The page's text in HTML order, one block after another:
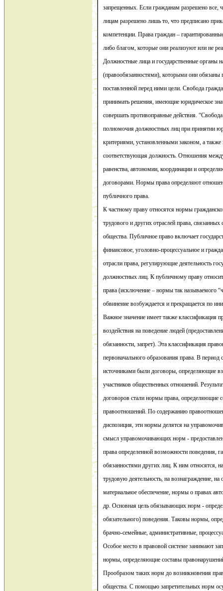
запрещенных. Если гражданам разрешено все,
лицам разрешено лишь то, что предписано
компетенции. Права граждан –
либо благом, которые они реализуют или не
Должностные лица и государственные органы
(правообязанностями), которыми они обязаны
поставленной перед ними цели. Свобода
принимать решения, имеющие юридическое
совершать противоправные действия.
полномочия должностных лиц при принятии
критериями, установленными законом, а
соответствующая должность. Отношения
равенства, автономии, координации и
договорами. Нормы права определяют
публичного права.
К частному праву относятся нормы
трудового и других отраслей права, связанных
общества. Публичное право включает
финансовое, уголовно-процессуальное и
отрасли права, регулирующие деятельность
должностных лиц. К публичному праву
права (исключение – нормы так называемого
обвинение возбуждается и прекращается по
Важное значение имеет также классификация
воздействия на поведение людей
обязанности, запрет). Эта классификация
первоначального образования права. В период
источниками были договоры, определяющие
участников общественных отношений.
договоров стали нормы права, определяющие
правоотношений. По содержанию
диспозиция, эти нормы делятся на
смысл управомочивающих норм -
права определенной возможности поведения,
обязанностями других лиц. К ним относятся,
трудовую деятельность, на вознаграждение, на
материальное обеспечение, нормы о правах
др. Основная цель обязывающих норм -
обязательного) поведения. Таковы нормы,
брачно-семейные, административные,
Особое место в правовой системе занимают
нормы, определяющие составы
Прообразом таких норм до возникновения
общества. С помощью запретительных норм